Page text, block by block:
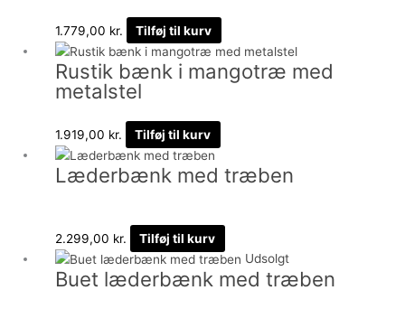
1.779,00 kr. Tilføj til kurv
Rustik bænk i mangotræ med
metalstel
1.919,00 kr. Tilføj til kurv
Læderbænk med træben
2.299,00 kr.
Tilføj til kurv
Udsolgt
Buet læderbænk med træben